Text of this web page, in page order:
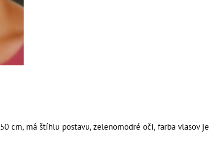
cm, má štíhlu postavu, zelenomodré oči, farba vlasov je